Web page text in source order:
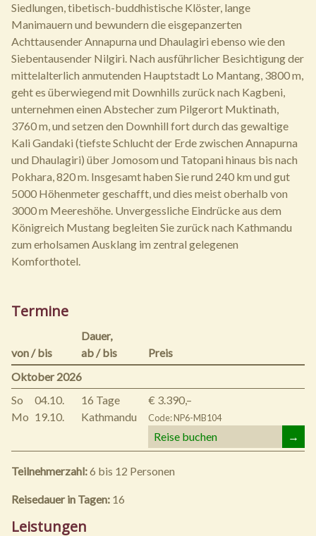
Siedlungen, tibetisch-buddhistische Klöster, lange
Manimauern und bewundern die eisgepanzerten
Achttausender Annapurna und Dhaulagiri ebenso wie den
Siebentausender Nilgiri. Nach ausführlicher Besichtigung der
mittelalterlich anmutenden Hauptstadt Lo Mantang, 3800 m,
geht es überwiegend mit Downhills zurück nach Kagbeni,
unternehmen einen Abstecher zum Pilgerort Muktinath,
3760 m, und setzen den Downhill fort durch das gewaltige
Kali Gandaki (tiefste Schlucht der Erde zwischen Annapurna
und Dhaulagiri) über Jomosom und Tatopani hinaus bis nach
Pokhara, 820 m. Insgesamt haben Sie rund 240 km und gut
5000 Höhenmeter geschafft, und dies meist oberhalb von
3000 m Meereshöhe. Unvergessliche Eindrücke aus dem
Königreich Mustang begleiten Sie zurück nach Kathmandu
zum erholsamen Ausklang im zentral gelegenen
Komforthotel.
Termine
von / bis
Dauer,
ab / bis
Preis
Oktober 2026
So
Mo
04.10.
19.10.
16 Tage
Kathmandu
€ 3.390,–
Code: NP6-MB104
Reise buchen →
Teilnehmerzahl:6 bis 12 Personen
Reisedauer in Tagen: 16
Leistungen